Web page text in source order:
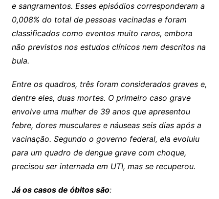
e sangramentos. Esses episódios corresponderam a
0,008% do total de pessoas vacinadas e foram
classificados como eventos muito raros, embora
não previstos nos estudos clínicos nem descritos na
bula.
Entre os quadros, três foram considerados graves e,
dentre eles, duas mortes. O primeiro caso grave
envolve uma mulher de 39 anos que apresentou
febre, dores musculares e náuseas seis dias após a
vacinação. Segundo o governo federal, ela evoluiu
para um quadro de dengue grave com choque,
precisou ser internada em UTI, mas se recuperou.
Já os casos de óbitos são: